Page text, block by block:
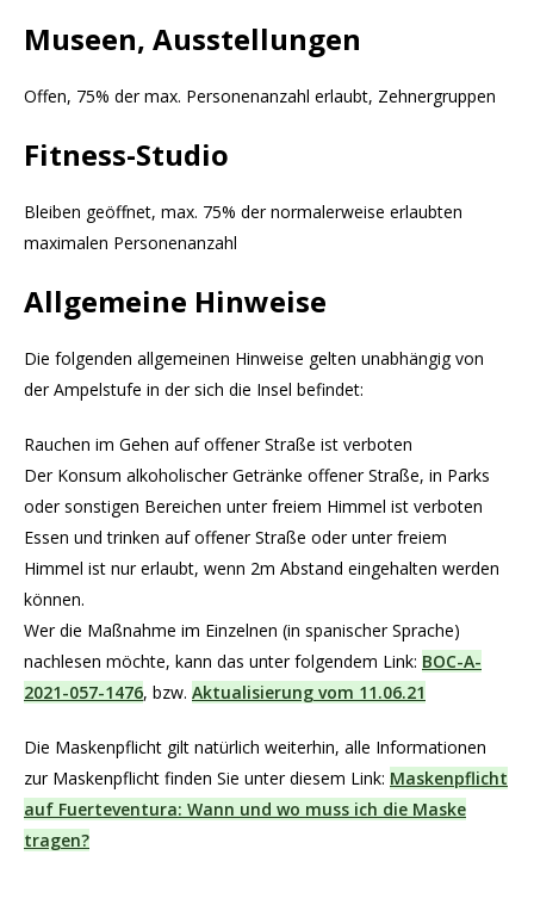
Museen, Ausstellungen
Offen, 75% der max. Personenanzahl erlaubt, Zehnergruppen
Fitness-Studio
Bleiben geöffnet, max. 75% der normalerweise erlaubten
maximalen Personenanzahl
Allgemeine Hinweise
Die folgenden allgemeinen Hinweise gelten unabhängig von
der Ampelstufe in der sich die Insel befindet:
Rauchen im Gehen auf offener Straße ist verboten
Der Konsum alkoholischer Getränke offener Straße, in Parks
oder sonstigen Bereichen unter freiem Himmel ist verboten
Essen und trinken auf offener Straße oder unter freiem
Himmel ist nur erlaubt, wenn 2m Abstand eingehalten werden
können.
Wer die Maßnahme im Einzelnen (in spanischer Sprache)
nachlesen möchte, kann das unter folgendem Link: BOC-A-
2021-057-1476, bzw. Aktualisierung vom 11.06.21
Die Maskenpflicht gilt natürlich weiterhin, alle Informationen
zur Maskenpflicht finden Sie unter diesem Link: Maskenpflicht
auf Fuerteventura: Wann und wo muss ich die Maske
tragen?